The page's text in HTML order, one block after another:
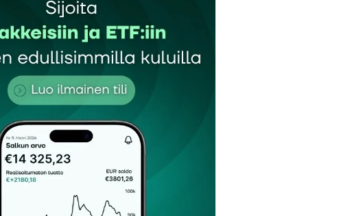
Pakolliset kentät on merkitty
Sähköpostiosoitteesi